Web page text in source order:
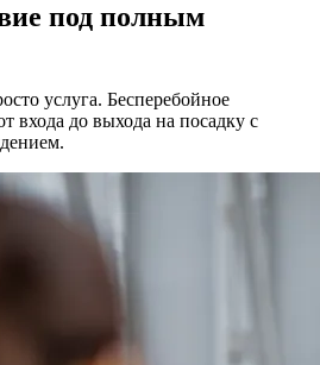
под полным
услуга. Бесперебойное
входа до выхода на посадку с